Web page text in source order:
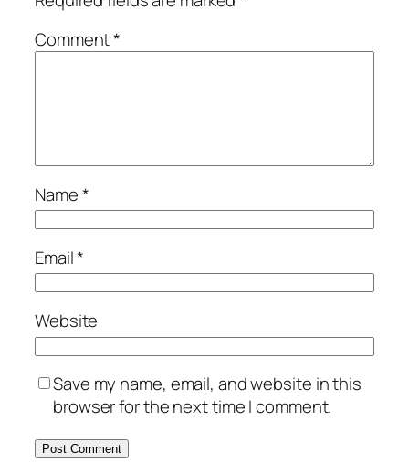
Comment*
Name*
Email*
Website
Save my name, email, and website in this
browser for the next time I comment.